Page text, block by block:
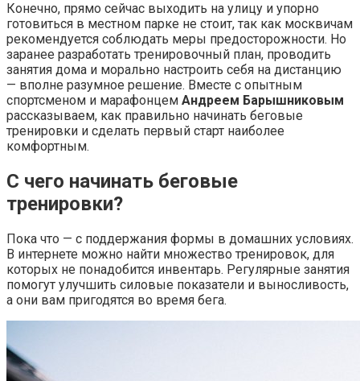
Конечно, прямо сейчас выходить на улицу и упорно
готовиться в местном парке не стоит, так как москвичам
рекомендуется соблюдать меры предосторожности. Но
заранее разработать тренировочный план, проводить
занятия дома и морально настроить себя на дистанцию
— вполне разумное решение. Вместе с опытным
спортсменом и марафонцем Андреем Барышниковым
рассказываем, как правильно начинать беговые
тренировки и сделать первый старт наиболее
комфортным.
С чего начинать беговые
тренировки?
Пока что — с поддержания формы в домашних условиях.
В интернете можно найти множество тренировок, для
которых не понадобится инвентарь. Регулярные занятия
помогут улучшить силовые показатели и выносливость,
а они вам пригодятся во время бега.